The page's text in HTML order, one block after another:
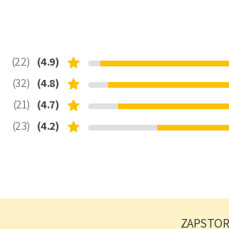
(4.9)
(22)
(4.8)
(32)
(4.7)
(21)
(4.2)
(23)